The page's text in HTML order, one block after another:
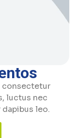
consectetur
luctus nec
leo.